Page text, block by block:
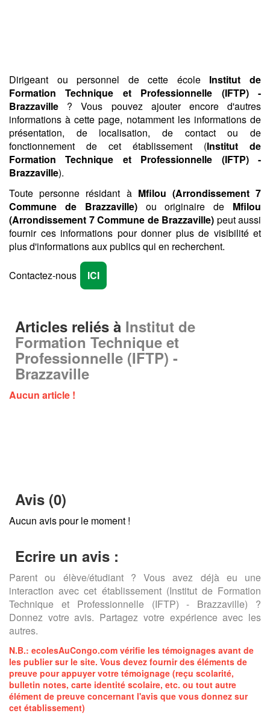
Dirigeant ou personnel de cette école Institut de
Formation Technique et Professionnelle (IFTP) -
Brazzaville ? Vous pouvez ajouter encore d'autres
informations à cette page, notamment les informations de
présentation, de localisation, de contact ou de
fonctionnement de cet établissement (Institut de
Formation Technique et Professionnelle (IFTP) -
Brazzaville).
Toute personne résidant à Mfilou (Arrondissement 7
Commune de Brazzaville) ou originaire de Mfilou
(Arrondissement 7 Commune de Brazzaville) peut aussi
fournir ces informations pour donner plus de visibilité et
plus d'informations aux publics qui en recherchent.
Contactez-nous ICI
Articles reliés à Institut de
Formation Technique et
Professionnelle (IFTP) -
Brazzaville
Aucun article !
Avis (0)
Aucun avis pour le moment !
Ecrire un avis :
Parent ou élève/étudiant ? Vous avez déjà eu une
interaction avec cet établissement (Institut de Formation
Technique et Professionnelle (IFTP) - Brazzaville) ?
Donnez votre avis. Partagez votre expérience avec les
autres.
N.B.: ecolesAuCongo.com vérifie les témoignages avant de
les publier sur le site. Vous devez fournir des éléments de
preuve pour appuyer votre témoignage (reçu scolarité,
bulletin notes, carte identité scolaire, etc. ou tout autre
élément de preuve concernant l'avis que vous donnez sur
cet établissement)